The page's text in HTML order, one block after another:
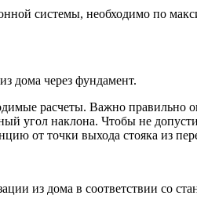
системы, необходимо по
дома через фундамент.
расчеты. Важно правильно
угол наклона. Чтобы не
от точки выхода стояка из
из дома в соответствии со